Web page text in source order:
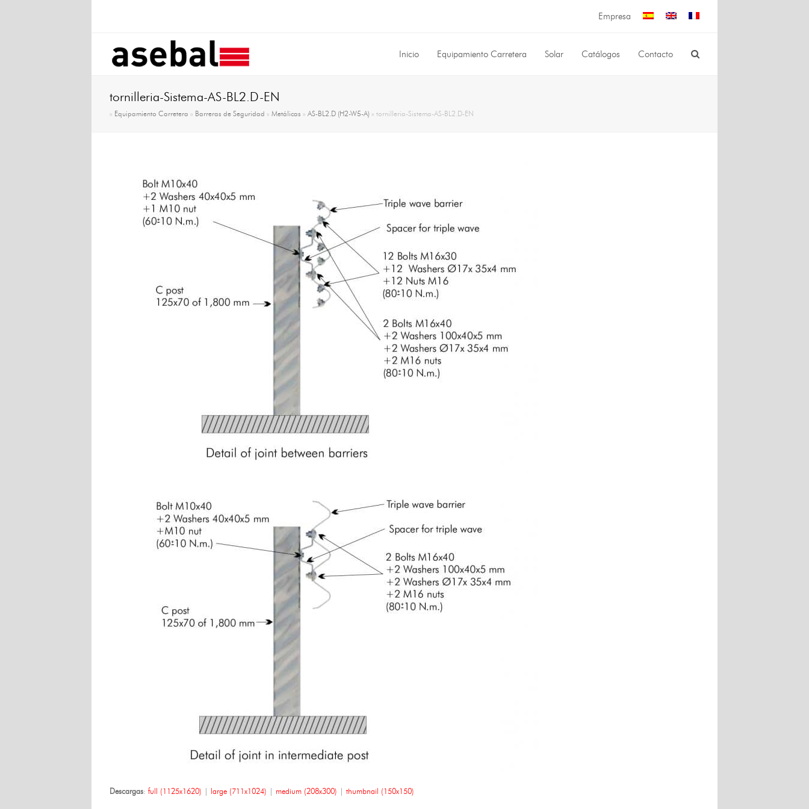
Empresa
Inicio Equipamiento Carretera Solar Catálogos Contacto
tornilleria-Sistema-AS-BL2.D-EN
» Equipamiento Carretera » Barreras de Seguridad » Metálicas » AS-BL2.D (H2-W5-A) » tornilleria-Sistema-AS-BL2.D-EN
Descargas: full (1125x1620) | large (711x1024) | medium (208x300) | thumbnail (150x150)